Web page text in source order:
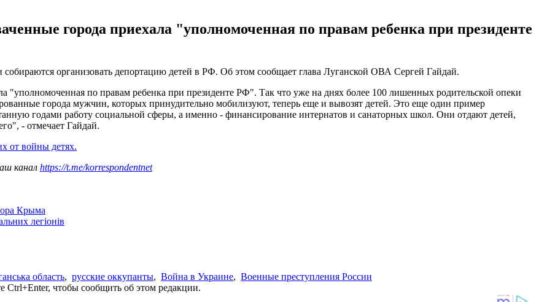
города приехала "уполномоченная по правам ребенка при президенте
организовать депортацию детей в РФ. Об этом сообщает глава Луганской ОВА Сергей Гайдай.
"уполномоченная по правам ребенка при президенте РФ". Так что уже на днях более 100 лишенных родительской опеки
города мужчин, которых принудительно мобилизуют, теперь еще и вывозят детей. Это еще один пример
годами работу социальной сферы, а именно - финансирование интернатов и санаторных школ. Они отдают детей,
- отмечает Гайдай.
от войны детях.
канал https://t.me/korrespondentnet
Крыма
легіонів
область, русские оккупанты, Война в Украине, Военные преступления России
чтобы сообщить об этом редакции.